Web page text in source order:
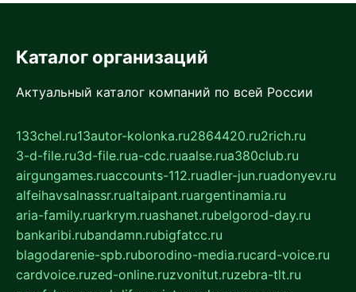
Каталог организаций
Актуальный каталог компаний по всей России
133chel.ru13autor-kolonka.ru2864420.ru2rich.ru
3-d-file.ru3d-file.rua-cdc.ruaalse.rua380club.ru
airgungames.ruaccounts-112.ruadler-jun.ruadonyev.ru
alfeihavsalnassr.rualtaipant.ruargentinamia.ru
aria-family.ruarkrym.ruashanet.rubelgorod-day.ru
bankaribi.rubandamn.rubigfatcc.ru
blagodarenie-spb.ruborodino-media.rucard-voice.ru
cardvoice.ruzed-online.ruzvonitut.ruzebra-tlt.ru